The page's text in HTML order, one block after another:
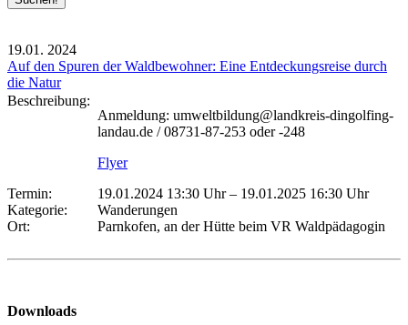
19.01. 2024
Auf den Spuren der Waldbewohner: Eine Entdeckungsreise durch
die Natur
Beschreibung:
Anmeldung: umweltbildung@landkreis-dingolfing-
landau.de / 08731-87-253 oder -248
Flyer
Termin:
19.01.2024 13:30 Uhr– 19.01.2025 16:30 Uhr
Kategorie:
Wanderungen
Ort:
Parnkofen, an der Hütte beim VR Waldpädagogin
Downloads